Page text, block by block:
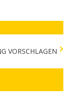
VORSCHLAGEN